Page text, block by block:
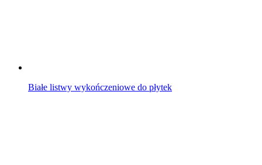
Białe listwy wykończeniowe do płytek